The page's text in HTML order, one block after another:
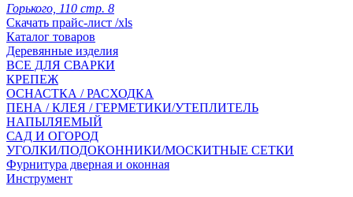
Горького, 110 стр. 8
Скачать прайс-лист /xls
Каталог товаров
Деревянные изделия
ВСЕ ДЛЯ СВАРКИ
КРЕПЕЖ
ОСНАСТКА / РАСХОДКА
ПЕНА / КЛЕЯ / ГЕРМЕТИКИ/УТЕПЛИТЕЛЬ
НАПЫЛЯЕМЫЙ
САД И ОГОРОД
УГОЛКИ/ПОДОКОННИКИ/МОСКИТНЫЕ СЕТКИ
Фурнитура дверная и оконная
Инструмент